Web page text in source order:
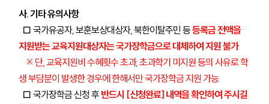
사. 기타 유의사항
□ 국가유공자, 보훈보상대상자, 북한이탈주민 등등록금 전액을
지원받는 교육지원대상자는 국가장학금으로 대체하여 지원 불가
※ 단, 교육지원비 수혜횟수 초과, 초과학기 미지원 등의 사유로 학
생 부담분이 발생한 경우에 한해서만 국가장학금 지원 가능
□ 국가장학금 신청 후 반드시 [신청완료] 내역을 확인하여 주시길